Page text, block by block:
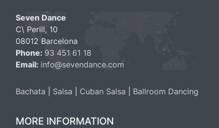
Seven Dance
C\ Perill, 10
08012 Barcelona
Phone: 93 451 61 18
Email: info@sevendance.com
Bachata Salsa Cuban Salsa Ballroom Dancing
MORE INFORMATION